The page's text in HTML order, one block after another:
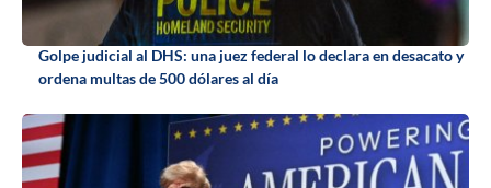
Golpe judicial al DHS: una juez federal lo declara en desacato y
ordena multas de 500 dólares al día